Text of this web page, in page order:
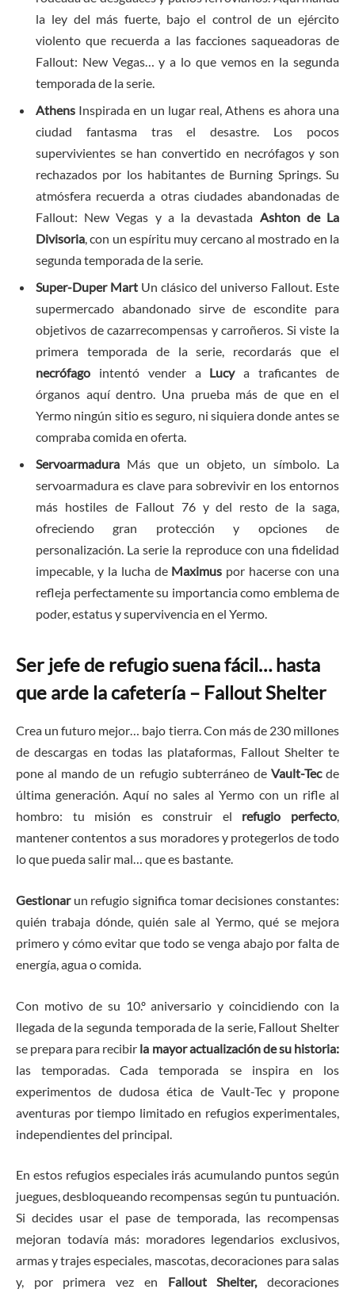
la ley del más fuerte, bajo el control de un ejército
violento que recuerda a las facciones saqueadoras de
Fallout: New Vegas… y a lo que vemos en la segunda
temporada de la serie.
Athens Inspirada en un lugar real, Athens es ahora una
ciudad fantasma tras el desastre. Los pocos
supervivientes se han convertido en necrófagos y son
rechazados por los habitantes de Burning Springs. Su
atmósfera recuerda a otras ciudades abandonadas de
Fallout: New Vegas y a la devastada Ashton de La
Divisoria, con un espíritu muy cercano al mostrado en la
segunda temporada de la serie.
Super-Duper Mart Un clásico del universo Fallout. Este
supermercado abandonado sirve de escondite para
objetivos de cazarrecompensas y carroñeros. Si viste la
primera temporada de la serie, recordarás que el
necrófago intentó vender a Lucya traficantes de
órganos aquí dentro. Una prueba más de que en el
Yermo ningún sitio es seguro, ni siquiera donde antes se
compraba comida en oferta.
Servoarmadura Más que un objeto, un símbolo. La
servoarmadura es clave para sobrevivir en los entornos
más hostiles de Fallout 76 y del resto de la saga,
ofreciendo gran protección y opciones de
personalización. La serie la reproduce con una fidelidad
impecable, y la lucha de Maximus por hacerse con una
refleja perfectamente su importancia como emblema de
poder, estatus y supervivencia en el Yermo.
Ser jefe de refugio suena fácil… hasta
que arde la cafetería – Fallout Shelter
Crea un futuro mejor… bajo tierra. Con más de 230 millones
de descargas en todas las plataformas, Fallout Shelter te
pone al mando de un refugio subterráneo de Vault-Tecde
última generación. Aquí no sales al Yermo con un rifle al
hombro: tu misión es construir el refugio perfecto,
mantener contentos a sus moradores y protegerlos de todo
lo que pueda salir mal… que es bastante.
Gestionarun refugio significa tomar decisiones constantes:
quién trabaja dónde, quién sale al Yermo, qué se mejora
primero y cómo evitar que todo se venga abajo por falta de
energía, agua o comida.
Con motivo de su 10.º aniversario y coincidiendo con la
llegada de la segunda temporada de la serie, Fallout Shelter
se prepara para recibir la mayor actualización de su historia:
las temporadas. Cada temporada se inspira en los
experimentos de dudosa ética de Vault-Tec y propone
aventuras por tiempo limitado en refugios experimentales,
independientes del principal.
En estos refugios especiales irás acumulando puntos según
juegues, desbloqueando recompensas según tu puntuación.
Si decides usar el pase de temporada, las recompensas
mejoran todavía más: moradores legendarios exclusivos,
armas y trajes especiales, mascotas, decoraciones para salas
y, por primera vez en Fallout Shelter,decoraciones